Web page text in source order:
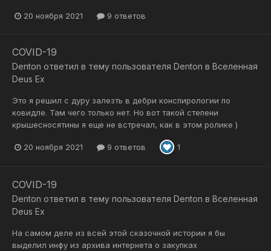
20 ноября 2021 9 ответов
COVID-19
Denton ответил в тему пользователя Denton в Вселенная
Deus Ex
Это я решил с дуру залезть в дебри конспирологии по
ковидле. Там чего только нет. Но вот такой степени
крышесносятины я еще не встречал, как в этом ролике )
20 ноября 2021 9 ответов 1
COVID-19
Denton ответил в тему пользователя Denton в Вселенная
Deus Ex
На самом деле из всей этой сказочной истории я бы
выделил инфу из архива интернета о закупках